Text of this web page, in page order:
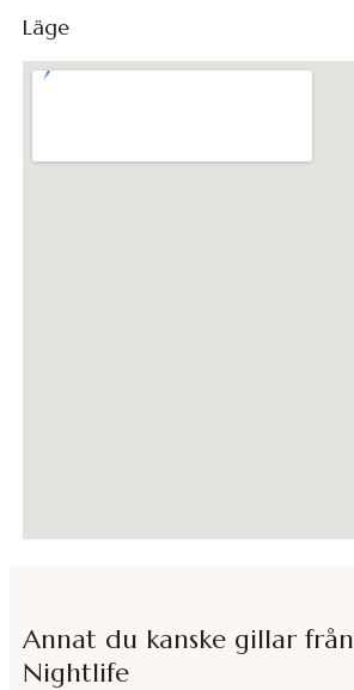
Läge
Annat du kanske gillar från
Nightlife